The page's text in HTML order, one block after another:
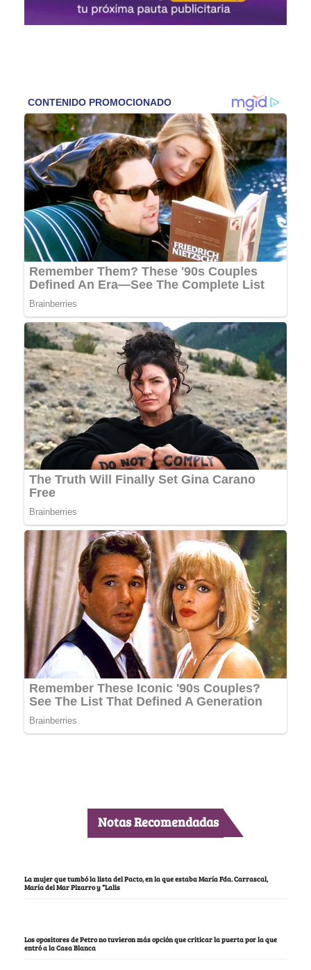
Notas Recomendadas
La mujer que tumbó la lista del Pacto, en la que estaba María Fda. Carrascal,
María del Mar Pizarro y “Lalis
Los opositores de Petro no tuvieron más opción que criticar la puerta por la que
entró a la Casa Blanca